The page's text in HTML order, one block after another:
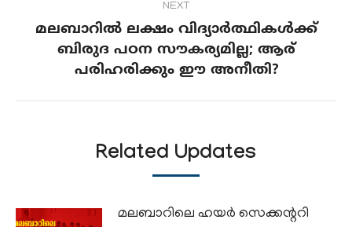
NEXT
Next
post:
മലബാറില്‍ ലക്ഷം വിദ്യാര്‍ത്ഥികള്‍ക്ക്
ബിരുദ പഠന സൗകര്യമില്ല; ആര്
പരിഹരിക്കും ഈ അനീതി?
Related Updates
മലബാറിലെ ഹയര്‍ സെക്കന്ററി